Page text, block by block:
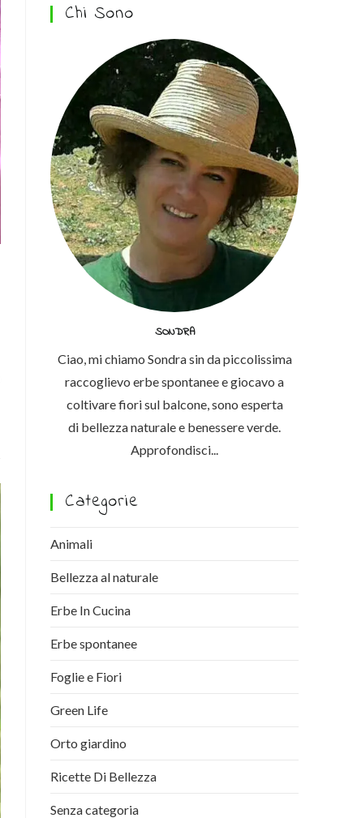
Chi Sono
SONDRA
Ciao, mi chiamo Sondra sin da piccolissima
raccoglievo erbe spontanee e giocavo a
coltivare fiori sul balcone, sono esperta
di bellezza naturale e benessere verde.
Approfondisci...
Categorie
Animali
Bellezza al naturale
Erbe In Cucina
Erbe spontanee
Foglie e Fiori
Green Life
Orto giardino
Ricette Di Bellezza
Senza categoria